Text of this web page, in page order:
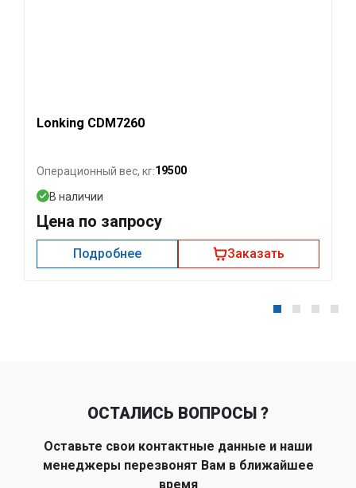
Lonking CDM7260
Операционный вес, кг:19500
В наличии
Цена по запросу
Подробнее Заказать
ОСТАЛИСЬ ВОПРОСЫ ?
Оставьте свои контактные данные и наши
менеджеры перезвонят Вам в ближайшее
время